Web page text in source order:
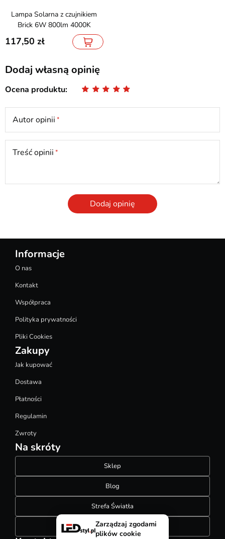
Lampa Solarna z czujnikiem
Brick 6W 800lm 4000K
117,50
Dodaj własną opinię
Ocena produktu
Autor opinii
Treść opinii
Dodaj opinię
Informacje
O nas
Kontakt
Współpraca
Polityka prywatności
Pliki Cookies
Zakupy
Jak kupować
Dostawa
Płatności
Regulamin
Zwroty
Na skróty
Sklep
Blog
Strefa Światła
Konfigurator szynoprzewodów
Zarządzaj zgodami
plików cookie